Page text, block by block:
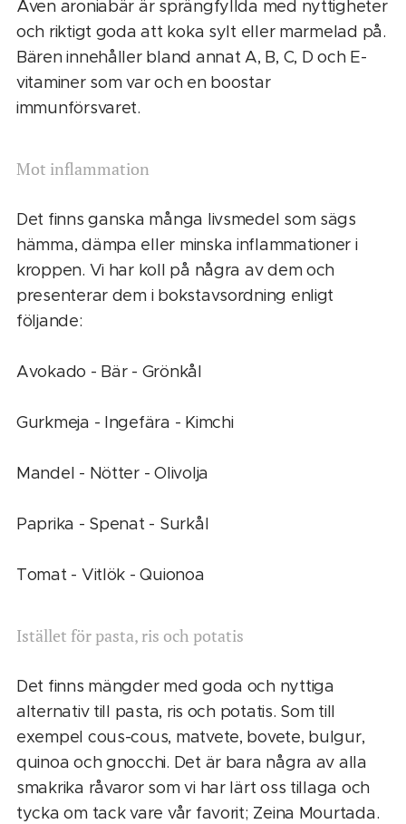
Även aroniabär är sprängfyllda med nyttigheter
och riktigt goda att koka sylt eller marmelad på.
Bären innehåller bland annat A, B, C, D och E-
vitaminer som var och en boostar
immunförsvaret.
Mot inflammation
Det finns ganska många livsmedel som sägs
hämma, dämpa eller minska inflammationer i
kroppen. Vi har koll på några av dem och
presenterar dem i bokstavsordning enligt
följande:
Avokado - Bär - Grönkål
Gurkmeja - Ingefära - Kimchi
Mandel - Nötter - Olivolja
Paprika - Spenat - Surkål
Tomat - Vitlök - Quionoa
Istället för pasta, ris och potatis
Det finns mängder med goda och nyttiga
alternativ till pasta, ris och potatis. Som till
exempel cous-cous, matvete, bovete, bulgur,
quinoa och gnocchi. Det är bara några av alla
smakrika råvaror som vi har lärt oss tillaga och
tycka om tack vare vår favorit; Zeina Mourtada.